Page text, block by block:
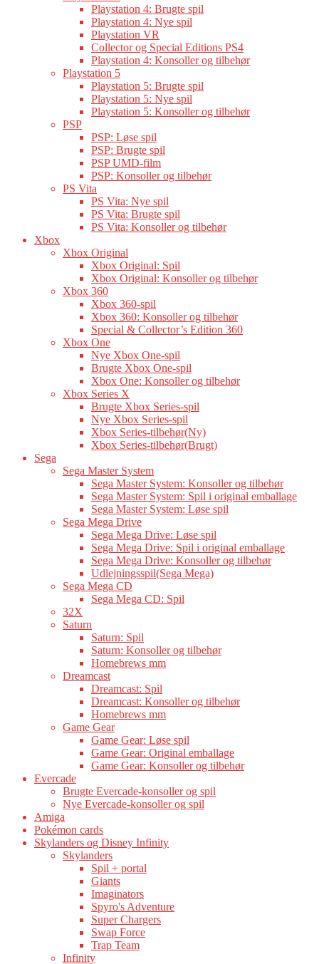
Playstation 4: Brugte spil
Playstation 4: Nye spil
Playstation VR
Collector og Special Editions PS4
Playstation 4: Konsoller og tilbehør
Playstation 5
Playstation 5: Brugte spil
Playstation 5: Nye spil
Playstation 5: Konsoller og tilbehør
PSP
PSP: Løse spil
PSP: Brugte spil
PSP UMD-film
PSP: Konsoller og tilbehør
PS Vita
PS Vita: Nye spil
PS Vita: Brugte spil
PS Vita: Konsoller og tilbehør
Xbox
Xbox Original
Xbox Original: Spil
Xbox Original: Konsoller og tilbehør
Xbox 360
Xbox 360-spil
Xbox 360: Konsoller og tilbehør
Special & Collector’s Edition 360
Xbox One
Nye Xbox One-spil
Brugte Xbox One-spil
Xbox One: Konsoller og tilbehør
Xbox Series X
Brugte Xbox Series-spil
Nye Xbox Series-spil
Xbox Series-tilbehør(Ny)
Xbox Series-tilbehør(Brugt)
Sega
Sega Master System
Sega Master System: Konsoller og tilbehør
Sega Master System: Spil i original emballage
Sega Master System: Løse spil
Sega Mega Drive
Sega Mega Drive: Løse spil
Sega Mega Drive: Spil i original emballage
Sega Mega Drive: Konsoller og tilbehør
Udlejningsspil(Sega Mega)
Sega Mega CD
Sega Mega CD: Spil
32X
Saturn
Saturn: Spil
Saturn: Konsoller og tilbehør
Homebrews mm
Dreamcast
Dreamcast: Spil
Dreamcast: Konsoller og tilbehør
Homebrews mm
Game Gear
Game Gear: Løse spil
Game Gear: Original emballage
Game Gear: Konsoller og tilbehør
Evercade
Brugte Evercade-konsoller og spil
Nye Evercade-konsoller og spil
Amiga
Pokémon cards
Skylanders og Disney Infinity
Skylanders
Spil + portal
Giants
Imaginators
Spyro's Adventure
Super Chargers
Swap Force
Trap Team
Infinity